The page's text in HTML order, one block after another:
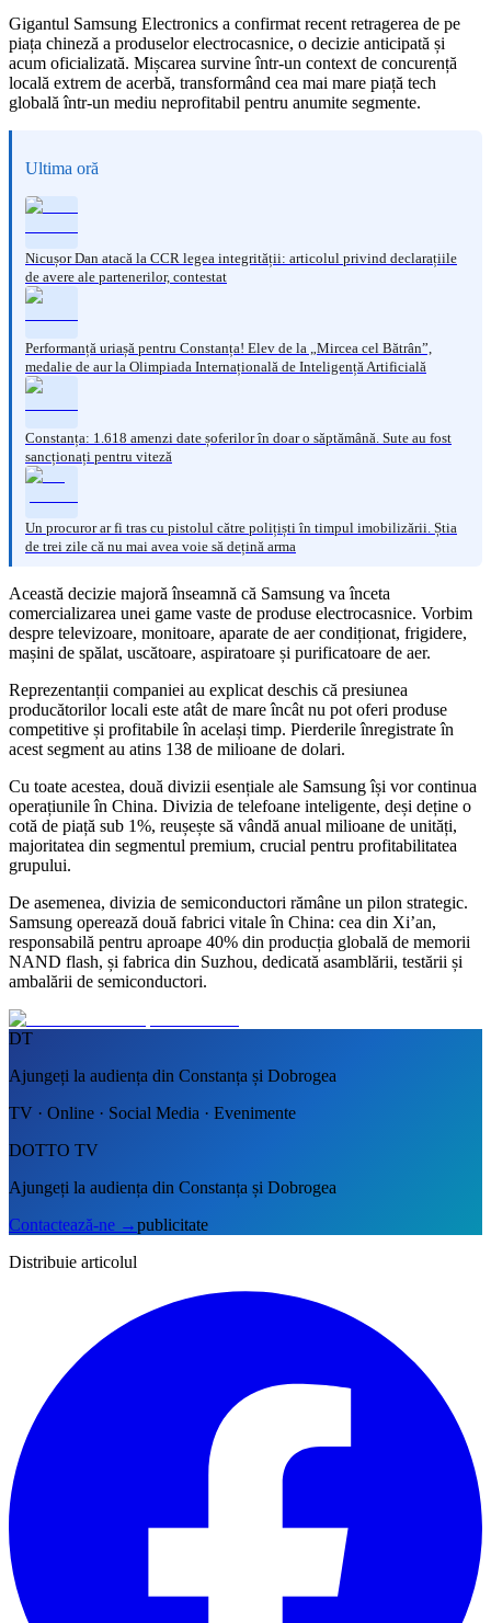
Gigantul Samsung Electronics a confirmat recent retragerea de pe
piața chineză a produselor electrocasnice, o decizie anticipată și
acum oficializată. Mișcarea survine într-un context de concurență
locală extrem de acerbă, transformând cea mai mare piață tech
globală într-un mediu neprofitabil pentru anumite segmente.
Ultima oră
Nicușor Dan atacă la CCR legea integrității: articolul privind declarațiile
de avere ale partenerilor, contestat
Performanță uriașă pentru Constanța! Elev de la „Mircea cel Bătrân”,
medalie de aur la Olimpiada Internațională de Inteligență Artificială
Constanța: 1.618 amenzi date șoferilor în doar o săptămână. Sute au fost
sancționați pentru viteză
Un procuror ar fi tras cu pistolul către polițiști în timpul imobilizării. Știa
de trei zile că nu mai avea voie să dețină arma
Această decizie majoră înseamnă că Samsung va înceta
comercializarea unei game vaste de produse electrocasnice. Vorbim
despre televizoare, monitoare, aparate de aer condiționat, frigidere,
mașini de spălat, uscătoare, aspiratoare și purificatoare de aer.
Reprezentanții companiei au explicat deschis că presiunea
producătorilor locali este atât de mare încât nu pot oferi produse
competitive și profitabile în același timp. Pierderile înregistrate în
acest segment au atins 138 de milioane de dolari.
Cu toate acestea, două divizii esențiale ale Samsung își vor continua
operațiunile în China. Divizia de telefoane inteligente, deși deține o
cotă de piață sub 1%, reușește să vândă anual milioane de unități,
majoritatea din segmentul premium, crucial pentru profitabilitatea
grupului.
De asemenea, divizia de semiconductori rămâne un pilon strategic.
Samsung operează două fabrici vitale în China: cea din Xi’an,
responsabilă pentru aproape 40% din producția globală de memorii
NAND flash, și fabrica din Suzhou, dedicată asamblării, testării și
ambalării de semiconductori.
DT
Ajungeți la audiența din Constanța și Dobrogea
TV · Online · Social Media · Evenimente
DOTTO TV
Ajungeți la audiența din Constanța și Dobrogea
Contactează-ne →publicitate
Distribuie articolul